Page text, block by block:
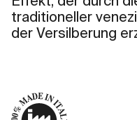
traditioneller
der Versilberung